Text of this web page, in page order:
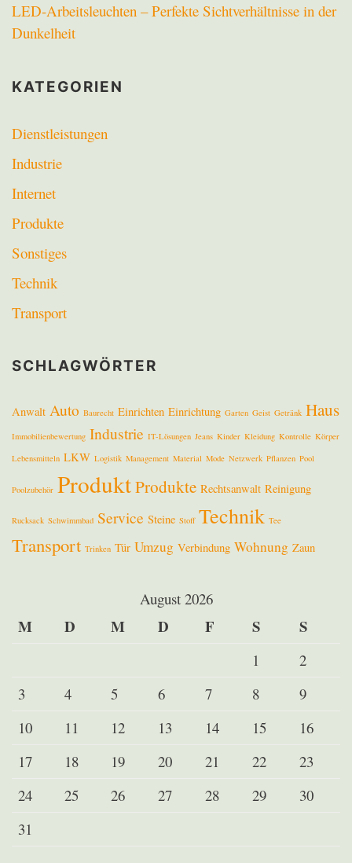
LED-Arbeitsleuchten – Perfekte Sichtverhältnisse in der
Dunkelheit
KATEGORIEN
Dienstleistungen
Industrie
Internet
Produkte
Sonstiges
Technik
Transport
SCHLAGWÖRTER
Anwalt Auto Baurecht Einrichten Einrichtung Garten Geist Getränk Haus
Immobilienbewertung Industrie IT-Lösungen Jeans Kinder Kleidung Kontrolle Körper
Lebensmitteln LKW Logistik Management Material Mode Netzwerk Pflanzen Pool
Poolzubehör ProduktProdukte Rechtsanwalt Reinigung
Rucksack Schwimmbad Service Steine Stoff Technik Tee
Transport Trinken Tür Umzug Verbindung Wohnung Zaun
August 2026
M D M D F S S
1
2
3
4 5 6 7 8
9
10
11 12 13 14 15
16
17
18 19 20 21 22
23
24
25 26 27 28 29
30
31